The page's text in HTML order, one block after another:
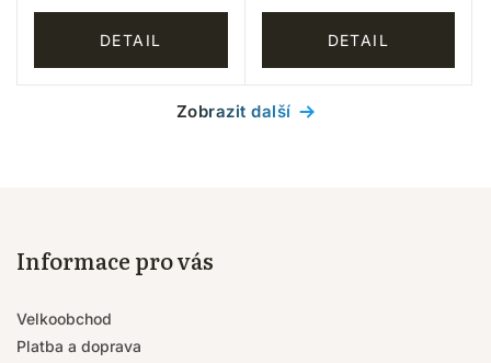
DETAIL DETAIL
Zobrazit další
Informace pro vás
Velkoobchod
Platba a doprava